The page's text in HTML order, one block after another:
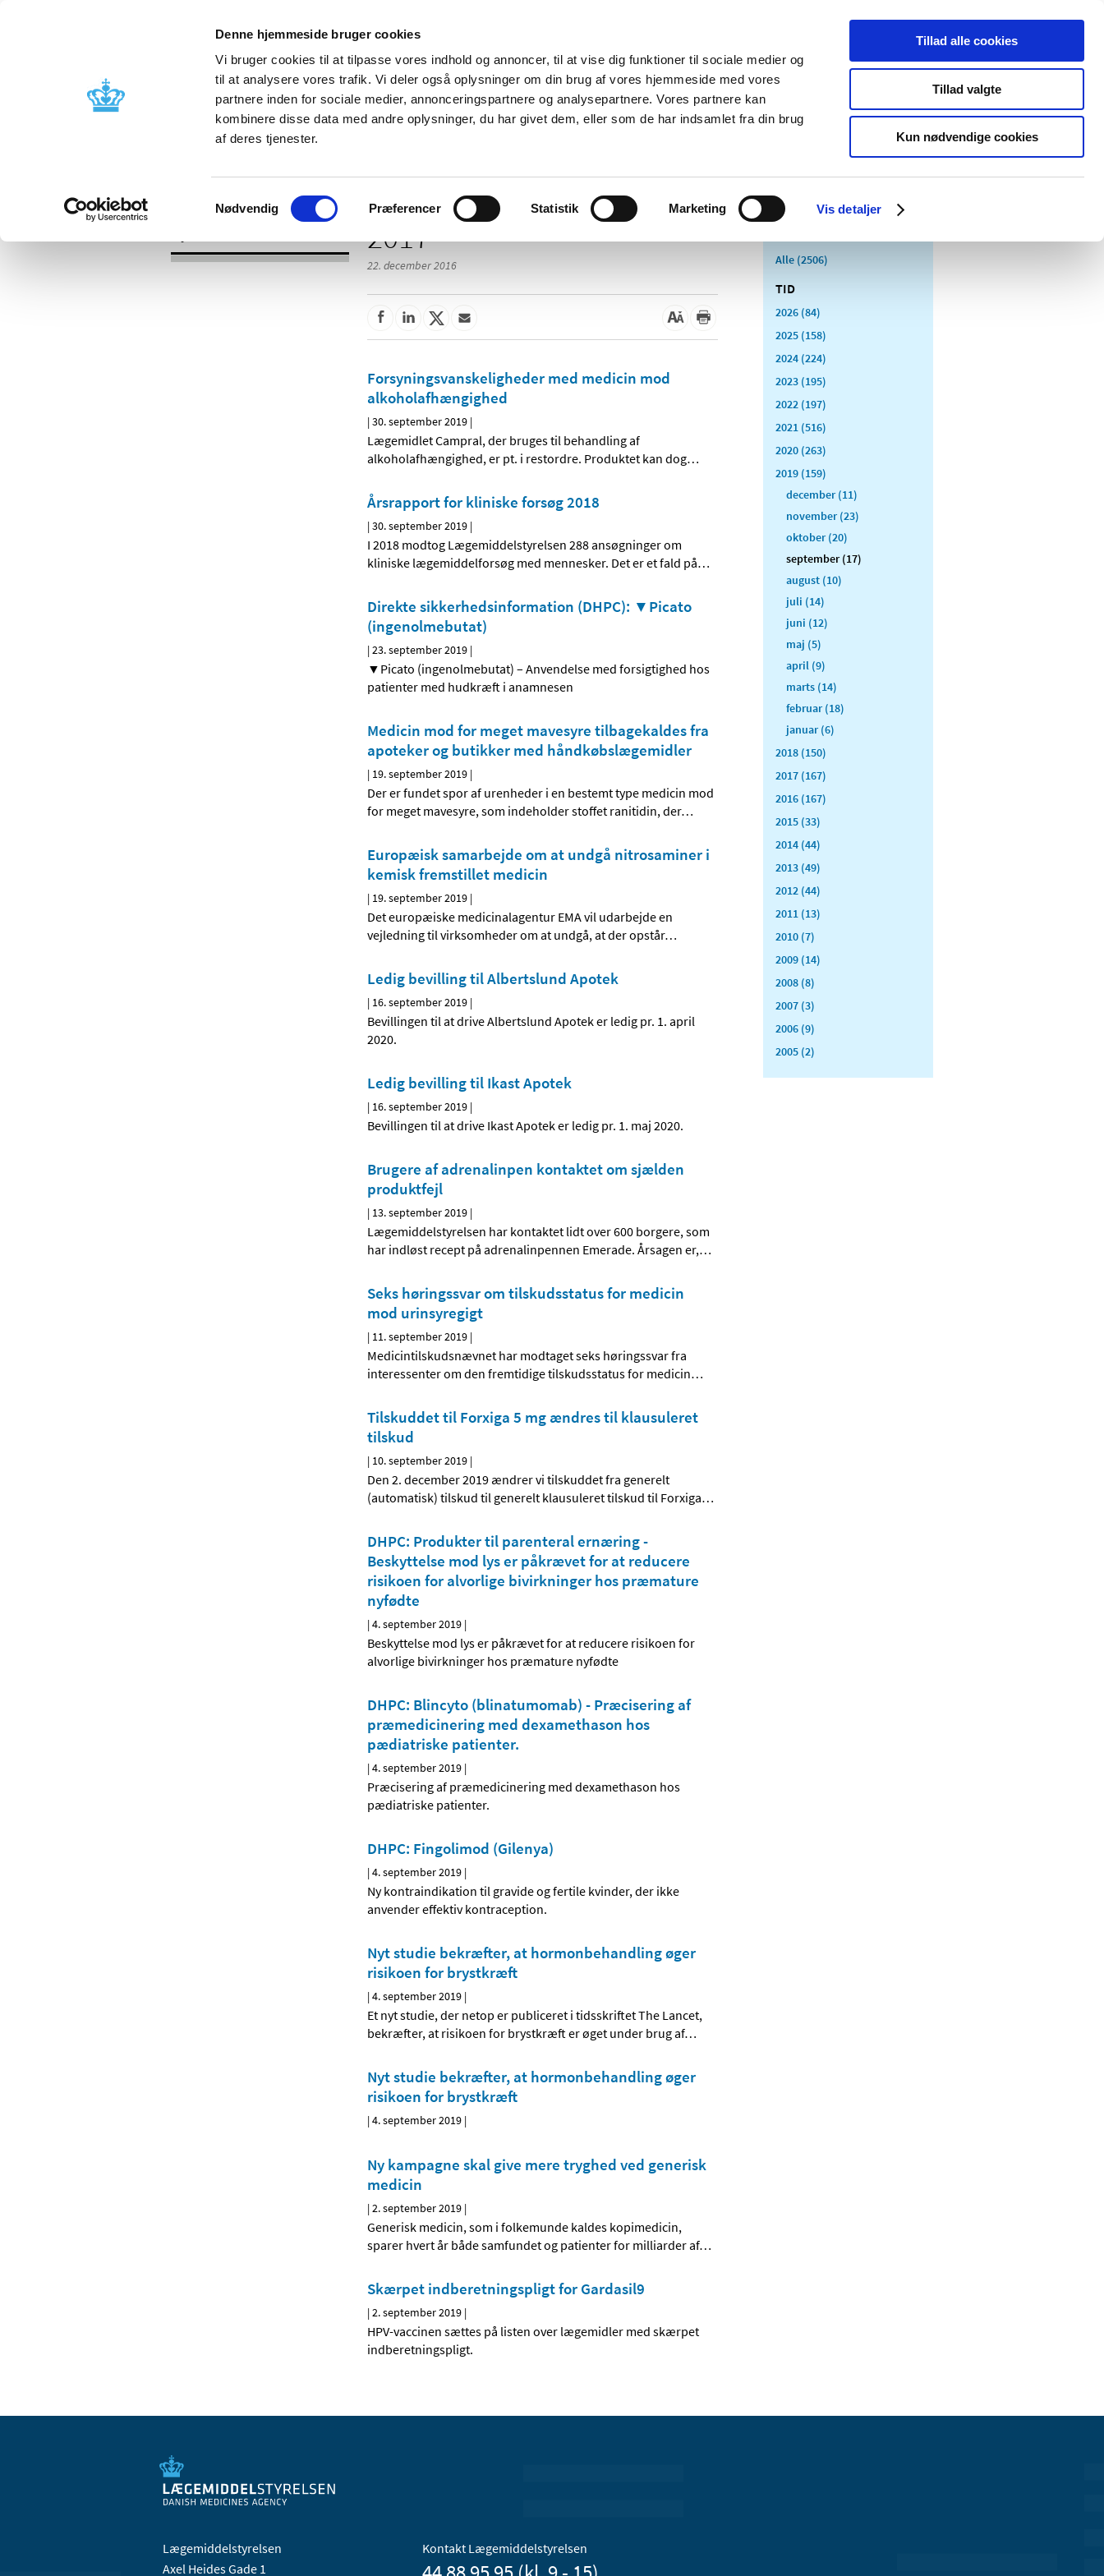
Denne hjemmeside bruger cookies
Vi bruger cookies til at tilpasse vores indhold og annoncer, til at vise dig funktioner til sociale medier og
til at analysere vores trafik. Vi deler også oplysninger om din brug af vores hjemmeside med vores
partnere inden for sociale medier, annonceringspartnere og analysepartnere. Vores partnere kan
kombinere disse data med andre oplysninger, du har givet dem, eller som de har indsamlet fra din brug
af deres tjenester.
Samtykkevalg
Nødvendig Præferencer Statistik Marketing Vis detaljer
Tillad alle cookies
Tillad valgte
Kun nødvendige cookies
Nyheder Om os Kontakt Udgivelser
Godkendelse og
Bivirkninger og
produktinformation
Tilskud og
Apoteker og salg af
Medicinsk
Særlige
produktområder
2017
22. december 2016
Forsyningsvanskeligheder med medicin mod
alkoholafhængighed
|30. september 2019 |
Lægemidlet Campral, der bruges til behandling af
alkoholafhængighed, er pt. i restordre. Produktet kan dog…
Årsrapport for kliniske forsøg 2018
|30. september 2019 |
I 2018 modtog Lægemiddelstyrelsen 288 ansøgninger om
kliniske lægemiddelforsøg med mennesker. Det er et fald på…
Direkte sikkerhedsinformation (DHPC): ▼Picato
(ingenolmebutat)
|23. september 2019 |
▼Picato (ingenolmebutat) – Anvendelse med forsigtighed hos
patienter med hudkræft i anamnesen
Medicin mod for meget mavesyre tilbagekaldes fra
apoteker og butikker med håndkøbslægemidler
| 19. september 2019 |
Der er fundet spor af urenheder i en bestemt type medicin mod
for meget mavesyre, som indeholder stoffet ranitidin, der…
Europæisk samarbejde om at undgå nitrosaminer i
kemisk fremstillet medicin
| 19. september 2019 |
Det europæiske medicinalagentur EMA vil udarbejde en
vejledning til virksomheder om at undgå, at der opstår…
Ledig bevilling til Albertslund Apotek
| 16. september 2019 |
Bevillingen til at drive Albertslund Apotek er ledig pr. 1. april
2020.
Ledig bevilling til Ikast Apotek
| 16. september 2019 |
Bevillingen til at drive Ikast Apotek er ledig pr. 1. maj 2020.
Brugere af adrenalinpen kontaktet om sjælden
produktfejl
| 13. september 2019 |
Lægemiddelstyrelsen har kontaktet lidt over 600 borgere, som
har indløst recept på adrenalinpennen Emerade. Årsagen er,…
Seks høringssvar om tilskudsstatus for medicin
mod urinsyregigt
| 11. september 2019 |
Medicintilskudsnævnet har modtaget seks høringssvar fra
interessenter om den fremtidige tilskudsstatus for medicin…
Tilskuddet til Forxiga 5 mg ændres til klausuleret
tilskud
| 10. september 2019 |
Den 2. december 2019 ændrer vi tilskuddet fra generelt
(automatisk) tilskud til generelt klausuleret tilskud til Forxiga…
DHPC: Produkter til parenteral ernæring -
Beskyttelse mod lys er påkrævet for at reducere
risikoen for alvorlige bivirkninger hos præmature
nyfødte
|4. september 2019 |
Beskyttelse mod lys er påkrævet for at reducere risikoen for
alvorlige bivirkninger hos præmature nyfødte
DHPC: Blincyto (blinatumomab) - Præcisering af
præmedicinering med dexamethason hos
pædiatriske patienter.
|4. september 2019 |
Præcisering af præmedicinering med dexamethason hos
pædiatriske patienter.
DHPC: Fingolimod (Gilenya)
|4. september 2019 |
Ny kontraindikation til gravide og fertile kvinder, der ikke
anvender effektiv kontraception.
Nyt studie bekræfter, at hormonbehandling øger
risikoen for brystkræft
|4. september 2019 |
Et nyt studie, der netop er publiceret i tidsskriftet The Lancet,
bekræfter, at risikoen for brystkræft er øget under brug af…
Nyt studie bekræfter, at hormonbehandling øger
risikoen for brystkræft
|4. september 2019 |
Ny kampagne skal give mere tryghed ved generisk
medicin
|2. september 2019 |
Generisk medicin, som i folkemunde kaldes kopimedicin,
sparer hvert år både samfundet og patienter for milliarder af…
Skærpet indberetningspligt for Gardasil9
|2. september 2019 |
HPV-vaccinen sættes på listen over lægemidler med skærpet
indberetningspligt.
Alle (2506)
TID
2026 (84)
2025 (158)
2024 (224)
2023 (195)
2022 (197)
2021 (516)
2020 (263)
2019 (159)
december (11)
november (23)
oktober (20)
september (17)
august (10)
juli (14)
juni (12)
maj (5)
april (9)
marts (14)
februar (18)
januar (6)
2018 (150)
2017 (167)
2016 (167)
2015 (33)
2014 (44)
2013 (49)
2012 (44)
2011 (13)
2010 (7)
2009 (14)
2008 (8)
2007 (3)
2006 (9)
2005 (2)
Lægemiddelstyrelsen
Axel Heides Gade 1
Kontakt Lægemiddelstyrelsen